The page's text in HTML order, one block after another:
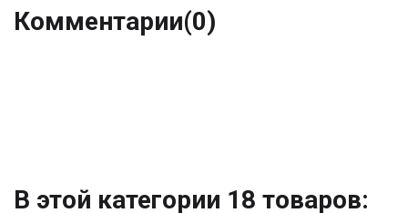
Комментарии(0)
В этой категории 18 товаров: